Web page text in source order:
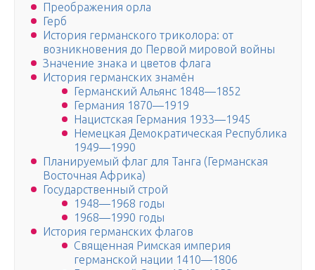
Преображения орла
Герб
История германского триколора: от
возникновения до Первой мировой войны
Значение знака и цветов флага
История германских знамён
Германский Альянс 1848—1852
Германия 1870—1919
Нацистская Германия 1933—1945
Немецкая Демократическая Республика
1949—1990
Планируемый флаг для Танга (Германская
Восточная Африка)
Государственный строй
1948—1968 годы
1968—1990 годы
История германских флагов
Священная Римская империя
германской нации 1410—1806